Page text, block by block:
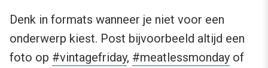
Denk in formats wanneer je niet voor een
onderwerp kiest. Post bijvoorbeeld altijd een
foto op #vintagefriday, #meatlessmonday of